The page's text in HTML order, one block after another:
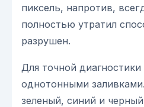
пиксель, напротив,
полностью утратил
разрушен.
Для точной
однотонными
зеленый, синий и